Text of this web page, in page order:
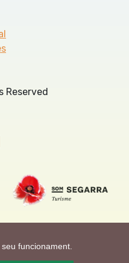
funcionament.
Reserved